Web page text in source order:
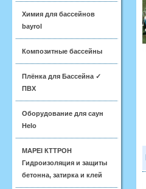
Химия для бассейнов
bayrol
Композитные бассейны
Плёнка для Бассейна ✓
ПВХ
Оборудование для саун
Helo
MAPEI КТТРОН
Гидроизоляция и защиты
бетонна, затирка и клей